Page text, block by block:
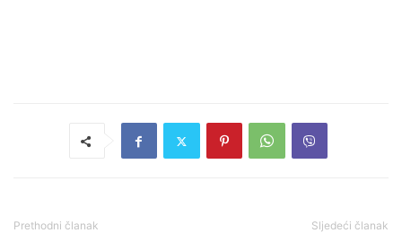
Prethodni članak Sljedeći članak